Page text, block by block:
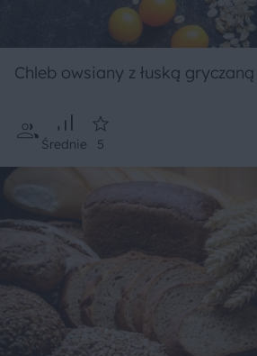
Chleb owsiany z łuską gryczaną
Średnie 5